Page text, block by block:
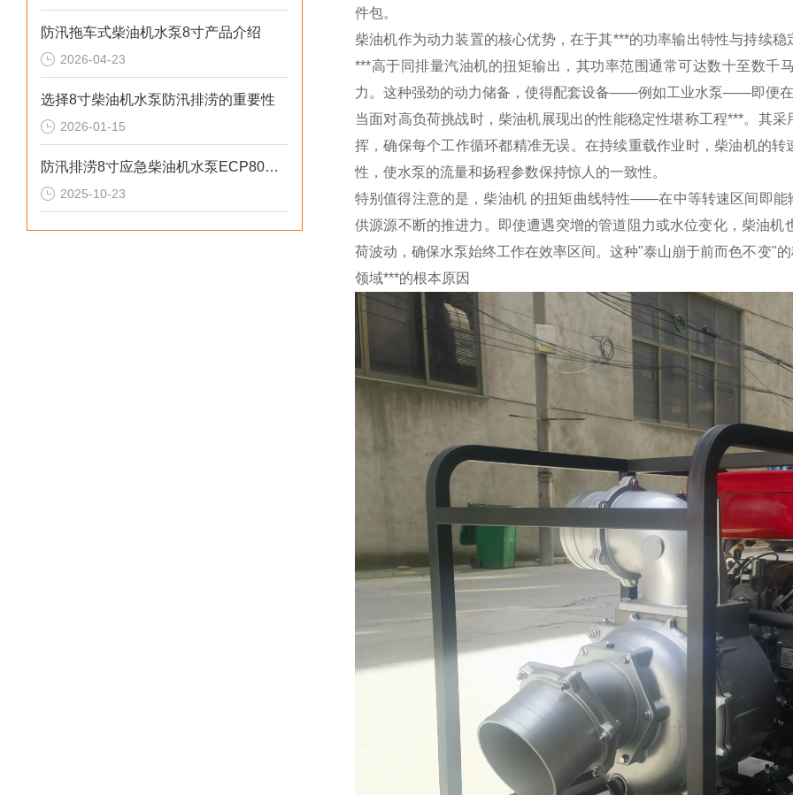
防汛拖车式柴油机水泵8寸产品介绍
2026-04-23
选择8寸柴油机水泵防汛排涝的重要性
2026-01-15
防汛排涝8寸应急柴油机水泵ECP80ME参数
2025-10-23
件包。
柴油机作为动力装置的核心优势，在于其***的功率输出特性与持续
***高于同排量汽油机的扭矩输出，其功率范围通常可达数十至数千
力。这种强劲的动力储备，使得配套设备——例如工业水泵——即便在
当面对高负荷挑战时，柴油机展现出的性能稳定性堪称工程***。其
挥，确保每个工作循环都精准无误。在持续重载作业时，柴油机的
性，使水泵的流量和扬程参数保持惊人的一致性。
特别值得注意的是，柴油机 的扭矩曲线特性——在中等转速区间即能
供源源不断的推进力。即使遭遇突增的管道阻力或水位变化，柴油
荷波动，确保水泵始终工作在效率区间。这种"泰山崩于前而色不变"
领域***的根本原因